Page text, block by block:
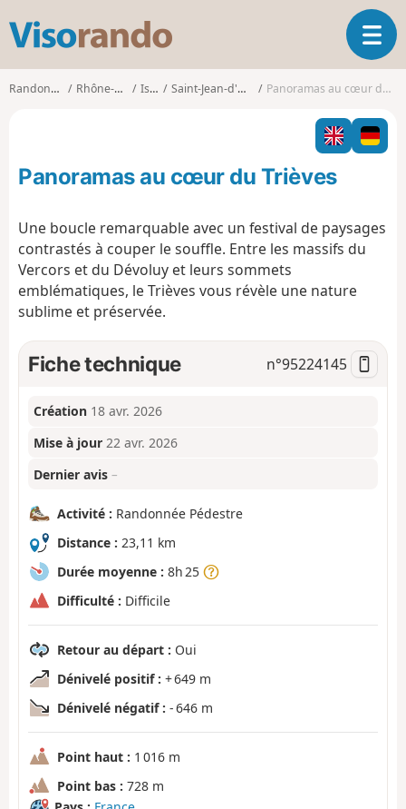
s
o
o
O
u
i
r
l
v
o
Randonnées Rhône-Alpes Isère Saint-Jean-d'Hérans Panoramas au cœur du Trièves
Panoramas au cœur du Trièves
Une boucle remarquable avec un festival de paysages
contrastés à couper le souffle. Entre les massifs du
Vercors et du Dévoluy et leurs sommets
emblématiques, le Trièves vous révèle une nature
sublime et préservée.
Fiche technique n°95224145
Création 18 avr. 2026
Mise à jour 22 avr. 2026
Dernier avis –
Activité : Randonnée Pédestre
Distance : 23,11 km
Durée moyenne : 8h 25
Difficulté : Difficile
Retour au départ : Oui
Dénivelé positif : + 649 m
Dénivelé négatif : - 646 m
Point haut : 1 016 m
Point bas : 728 m